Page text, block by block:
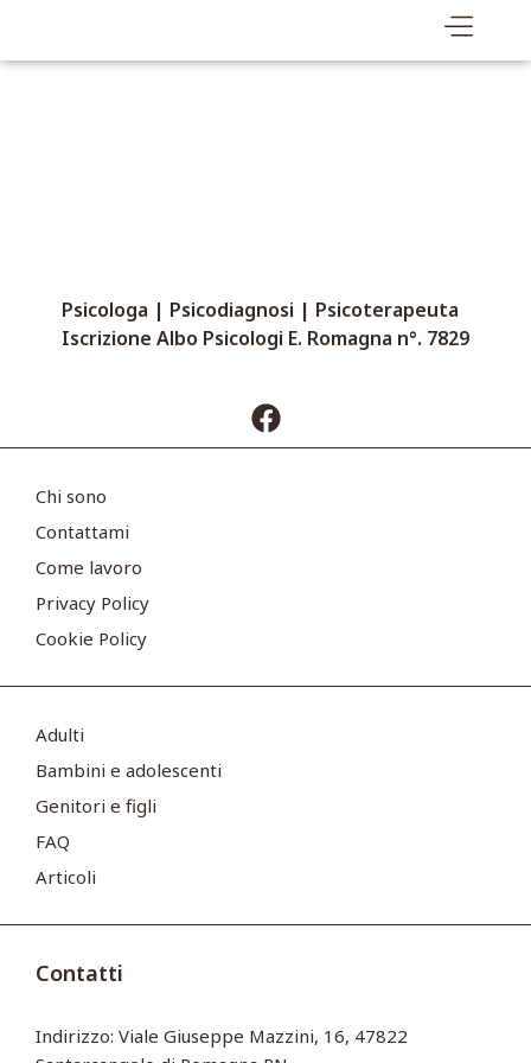
Psicologa | Psicodiagnosi | Psicoterapeuta
Iscrizione Albo Psicologi E. Romagna n°. 7829
Chi sono
Contattami
Come lavoro
Privacy Policy
Cookie Policy
Adulti
Bambini e adolescenti
Genitori e figli
FAQ
Articoli
Contatti
Indirizzo: Viale Giuseppe Mazzini, 16, 47822